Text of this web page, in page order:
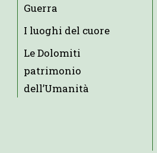
Guerra
I luoghi del cuore
Le Dolomiti
patrimonio
dell’Umanità